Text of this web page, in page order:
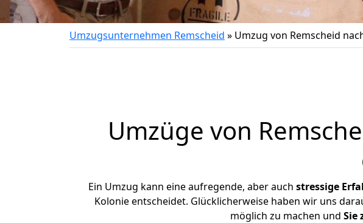
Umzugsunternehmen Remscheid » Umzug von Remscheid
Umzüge von
Ein Umzug kann eine aufregende, aber auch stressige
Kolonie entscheidet. Glücklicherweise haben wir uns
möglich zu machen und Sie